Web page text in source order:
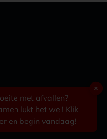
✕
met afvallen?
lukt het wel! Klik
en begin vandaag!
voorwaarden|Contacteer